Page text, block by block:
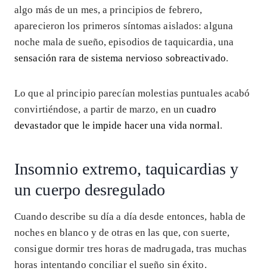
algo más de un mes, a principios de febrero,
aparecieron los primeros síntomas aislados: alguna
noche mala de sueño, episodios de taquicardia, una
sensación rara de sistema nervioso sobreactivado.
Lo que al principio parecían molestias puntuales acabó
convirtiéndose, a partir de marzo, en uncuadro
devastador que le impide hacer una vida normal.
Insomnio extremo, taquicardias y
un cuerpo desregulado
Cuando describe su día a día desde entonces, habla de
noches en blanco y de otras en las que, con suerte,
consigue dormir tres horas de madrugada, tras muchas
horas intentando conciliar el sueño sin éxito.